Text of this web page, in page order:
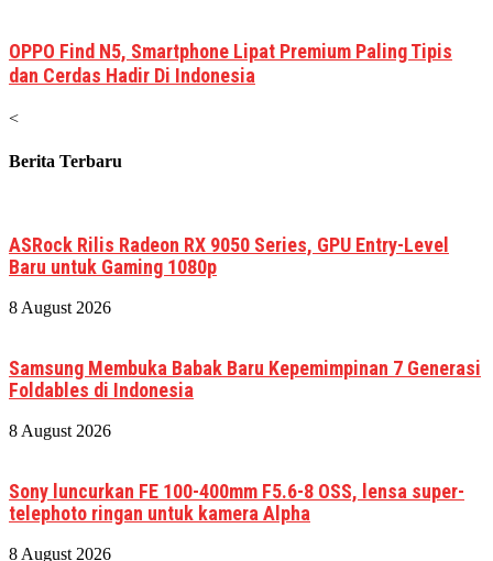
OPPO Find N5, Smartphone Lipat Premium Paling Tipis
dan Cerdas Hadir Di Indonesia
<
Berita Terbaru
ASRock Rilis Radeon RX 9050 Series, GPU Entry-Level
Baru untuk Gaming 1080p
8 August 2026
Samsung Membuka Babak Baru Kepemimpinan 7 Generasi
Foldables di Indonesia
8 August 2026
Sony luncurkan FE 100-400mm F5.6-8 OSS, lensa super-
telephoto ringan untuk kamera Alpha
8 August 2026